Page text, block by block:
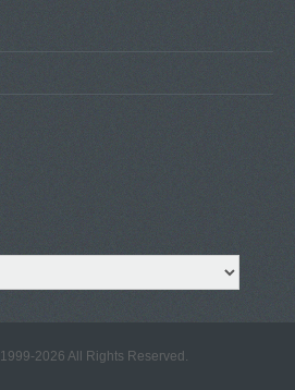
1999-2026 All Rights Reserved.